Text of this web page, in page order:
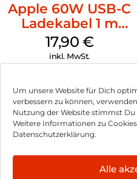
Um unsere Website für Dich
verbessern zu können,
Nutzung der Website stimmst
Weitere Informationen zu
Datenschutzerklärung.
Alle
Apple 60W USB-C
Ladekabel 1 m
Weiß
17,90 €
inkl. MwSt.
Impressum